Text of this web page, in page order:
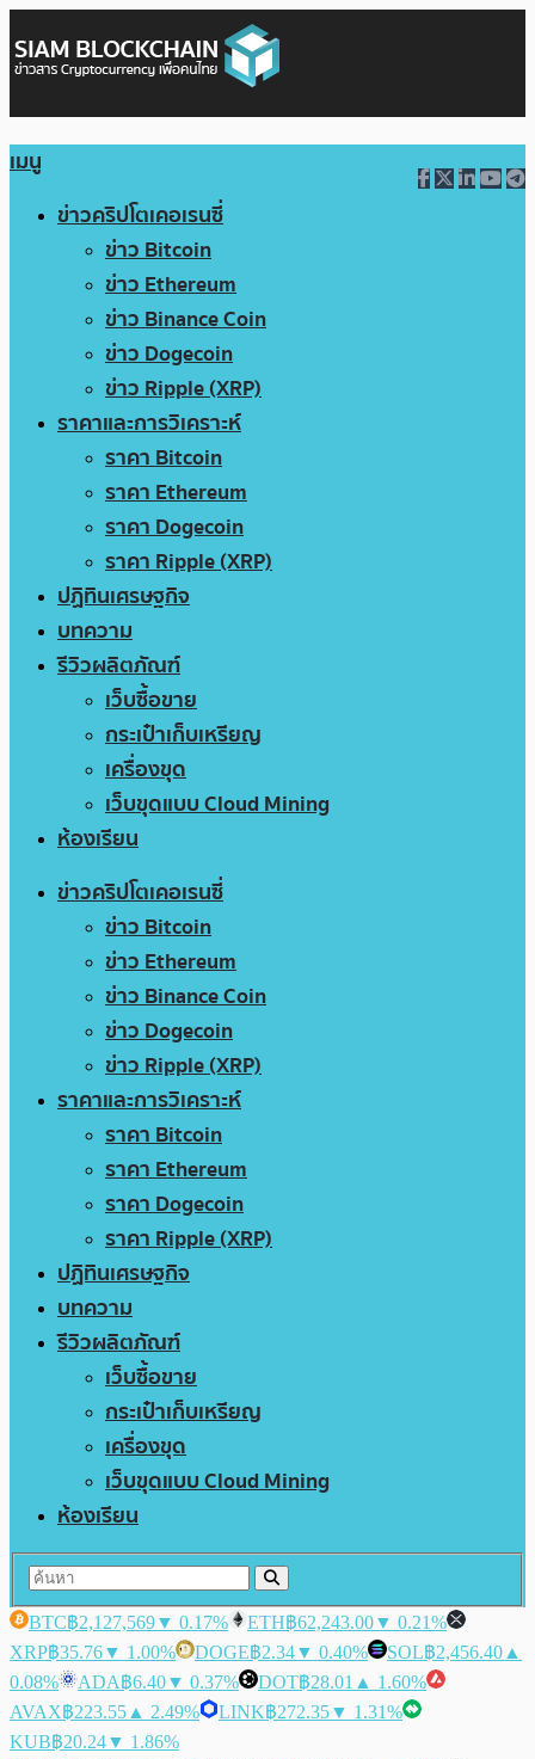
เมนู
ข่าวคริปโตเคอเรนซี่
ข่าว Bitcoin
ข่าว Ethereum
ข่าว Binance Coin
ข่าว Dogecoin
ข่าว Ripple (XRP)
ราคาและการวิเคราะห์
ราคา Bitcoin
ราคา Ethereum
ราคา Dogecoin
ราคา Ripple (XRP)
ปฏิทินเศรษฐกิจ
บทความ
รีวิวผลิตภัณฑ์
เว็บซื้อขาย
กระเป๋าเก็บเหรียญ
เครื่องขุด
เว็บขุดแบบ Cloud Mining
ห้องเรียน
ข่าวคริปโตเคอเรนซี่
ข่าว Bitcoin
ข่าว Ethereum
ข่าว Binance Coin
ข่าว Dogecoin
ข่าว Ripple (XRP)
ราคาและการวิเคราะห์
ราคา Bitcoin
ราคา Ethereum
ราคา Dogecoin
ราคา Ripple (XRP)
ปฏิทินเศรษฐกิจ
บทความ
รีวิวผลิตภัณฑ์
เว็บซื้อขาย
กระเป๋าเก็บเหรียญ
เครื่องขุด
เว็บขุดแบบ Cloud Mining
ห้องเรียน
BTC฿2,127,569▼ 0.17% ETH฿62,243.00▼ 0.21%
XRP฿35.76▼ 1.00% DOGE฿2.34▼ 0.40% SOL฿2,456.40 ▲
0.08%
ADA฿6.40▼ 0.37% DOT฿28.01 ▲ 1.60%
AVAX฿223.55 ▲ 2.49% LINK฿272.35▼ 1.31%
KUB฿20.24▼ 1.86%